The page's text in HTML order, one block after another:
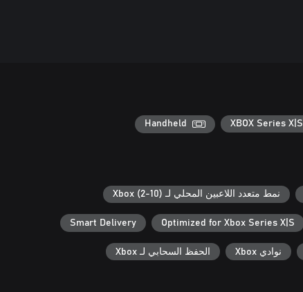
XBOX Series X|S
Handheld
نمط متعدد اللاعبين المحلي لـ Xbox (2-10)
Optimized for Xbox Series X|S
Smart Delivery
نوادي Xbox الحفظ السحابي لـ Xbox